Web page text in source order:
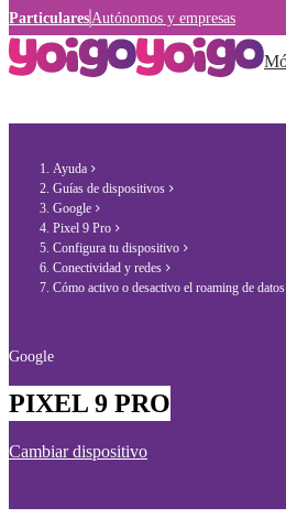
Particulares Autónomos y empresas
Ayuda
Guías de dispositivos
Google
Pixel 9 Pro
Configura tu dispositivo
Conectividad y redes
Cómo activo o desactivo el roaming de
Google
PIXEL 9 PRO
Cambiar dispositivo